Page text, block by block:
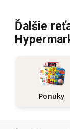
Ďalšie
Ponuky